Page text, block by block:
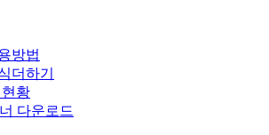
방법
더하기
황
다운로드